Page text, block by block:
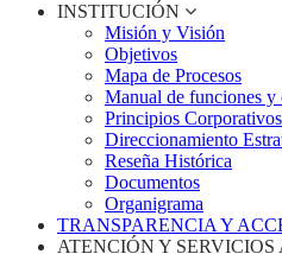
INSTITUCIÓN
Misión y Visión
Objetivos
Mapa de Procesos
Manual de funciones y
Principios Corporativos
Direccionamiento
Reseña Histórica
Documentos
Organigrama
TRANSPARENCIA Y
ATENCIÓN Y